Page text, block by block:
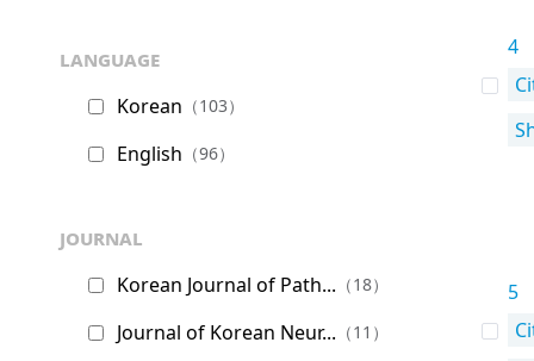
language
Korean （103）
English （96）
journal
Korean Journal of Path... （18）
Journal of Korean Neur... （11）
4
5